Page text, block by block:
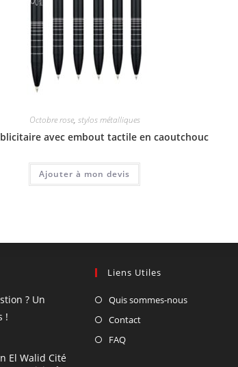
Octobre rose, stylos métalliques
avec embout tactile en caoutchouc
Ajouter à mon devis
? Un
!
El Walid Cité
Liens Utiles
Quis sommes-nous
Contact
FAQ